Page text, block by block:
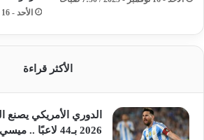
الأحد - 16 نوفمبر - 2025 / 6:50 صباحًا
الأكثر قراءة
الدوري الأمريكي يصنع
2026 بـ44 لاعبًا .. ميسي يتصدر القائمة